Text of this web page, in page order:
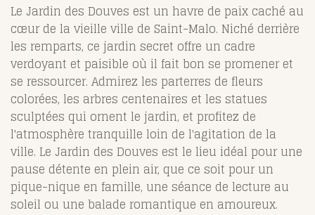
Le Jardin des Douves est un havre de paix caché au
cœur de la vieille ville de Saint-Malo. Niché derrière
les remparts, ce jardin secret offre un cadre
verdoyant et paisible où il fait bon se promener et
se ressourcer. Admirez les parterres de fleurs
colorées, les arbres centenaires et les statues
sculptées qui ornent le jardin, et profitez de
l'atmosphère tranquille loin de l'agitation de la
ville. Le Jardin des Douves est le lieu idéal pour une
pause détente en plein air, que ce soit pour un
pique-nique en famille, une séance de lecture au
soleil ou une balade romantique en amoureux.